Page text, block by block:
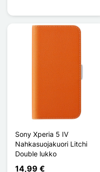
Sony Xperia 5 IV
Nahkasuojakuori Litchi
Double lukko
14,99 €